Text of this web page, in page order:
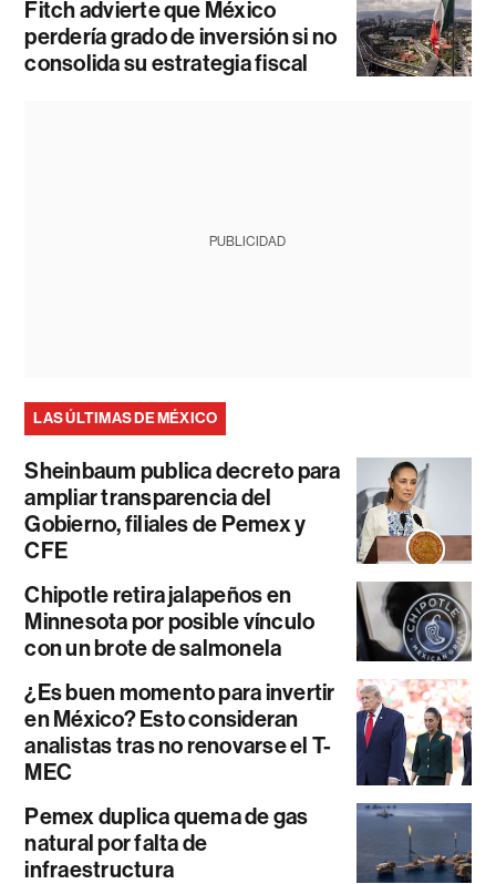
Fitch advierte que México
perdería grado de inversión si no
consolida su estrategia fiscal
PUBLICIDAD
LAS ÚLTIMAS DE MÉXICO
Sheinbaum publica decreto para
ampliar transparencia del
Gobierno, filiales de Pemex y
CFE
Chipotle retira jalapeños en
Minnesota por posible vínculo
con un brote de salmonela
¿Es buen momento para invertir
en México? Esto consideran
analistas tras no renovarse el T-
MEC
Pemex duplica quema de gas
natural por falta de
infraestructura